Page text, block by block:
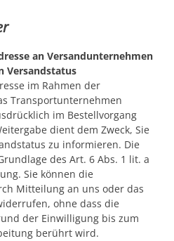
an Versandunternehmen
Versandstatus
im Rahmen der
Transportunternehmen
im Bestellvorgang
dient dem Zweck, Sie
zu informieren. Die
des Art. 6 Abs. 1 lit. a
Sie können die
Mitteilung an uns oder das
ohne dass die
der Einwilligung bis zum
berührt wird.